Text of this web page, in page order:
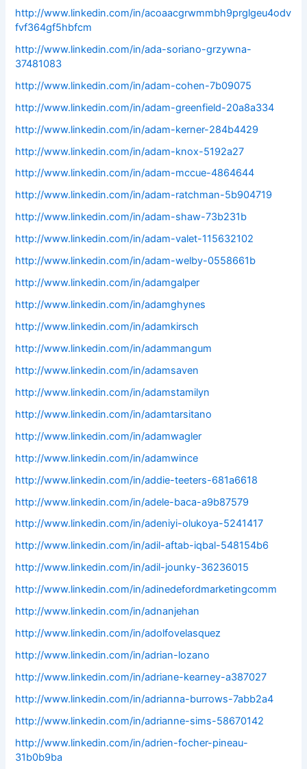
http://www.linkedin.com/in/acoaacgrwmmbh9prglgeu4odv
fvf364gf5hbfcm
http://www.linkedin.com/in/ada-soriano-grzywna-
37481083
http://www.linkedin.com/in/adam-cohen-7b09075
http://www.linkedin.com/in/adam-greenfield-20a8a334
http://www.linkedin.com/in/adam-kerner-284b4429
http://www.linkedin.com/in/adam-knox-5192a27
http://www.linkedin.com/in/adam-mccue-4864644
http://www.linkedin.com/in/adam-ratchman-5b904719
http://www.linkedin.com/in/adam-shaw-73b231b
http://www.linkedin.com/in/adam-valet-115632102
http://www.linkedin.com/in/adam-welby-0558661b
http://www.linkedin.com/in/adamgalper
http://www.linkedin.com/in/adamghynes
http://www.linkedin.com/in/adamkirsch
http://www.linkedin.com/in/adammangum
http://www.linkedin.com/in/adamsaven
http://www.linkedin.com/in/adamstamilyn
http://www.linkedin.com/in/adamtarsitano
http://www.linkedin.com/in/adamwagler
http://www.linkedin.com/in/adamwince
http://www.linkedin.com/in/addie-teeters-681a6618
http://www.linkedin.com/in/adele-baca-a9b87579
http://www.linkedin.com/in/adeniyi-olukoya-5241417
http://www.linkedin.com/in/adil-aftab-iqbal-548154b6
http://www.linkedin.com/in/adil-jounky-36236015
http://www.linkedin.com/in/adinedefordmarketingcomm
http://www.linkedin.com/in/adnanjehan
http://www.linkedin.com/in/adolfovelasquez
http://www.linkedin.com/in/adrian-lozano
http://www.linkedin.com/in/adriane-kearney-a387027
http://www.linkedin.com/in/adrianna-burrows-7abb2a4
http://www.linkedin.com/in/adrianne-sims-58670142
http://www.linkedin.com/in/adrien-focher-pineau-
31b0b9ba